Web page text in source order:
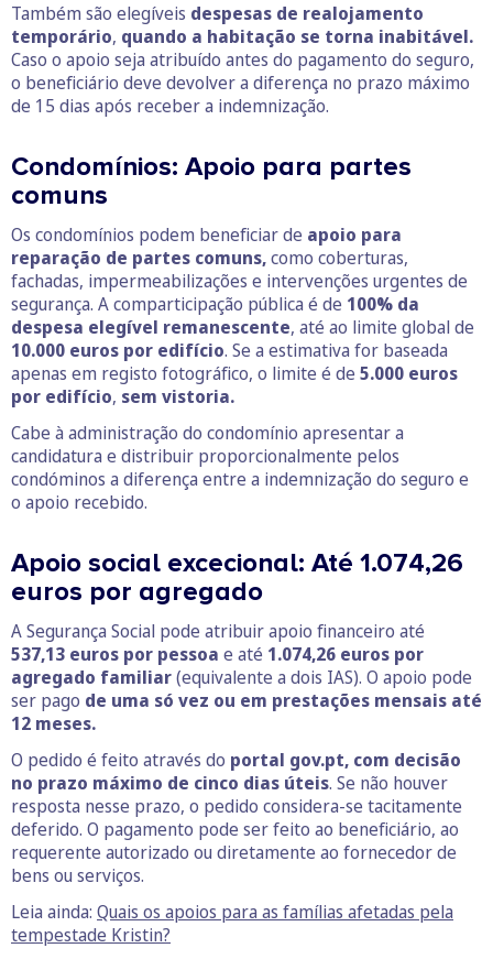
Também são elegíveis despesas de realojamento
temporário, quando a habitação se torna inabitável.
Caso o apoio seja atribuído antes do pagamento do seguro,
o beneficiário deve devolver a diferença no prazo máximo
de 15 dias após receber a indemnização.
Condomínios: Apoio para partes
comuns
Os condomínios podem beneficiar de apoio para
reparação de partes comuns,como coberturas,
fachadas, impermeabilizações e intervenções urgentes de
segurança. A comparticipação pública é de 100% da
despesa elegível remanescente, até ao limite global de
10.000 euros por edifício. Se a estimativa for baseada
apenas em registo fotográfico, o limite é de 5.000 euros
por edifício, sem vistoria.
Cabe à administração do condomínio apresentar a
candidatura e distribuir proporcionalmente pelos
condóminos a diferença entre a indemnização do seguro e
o apoio recebido.
Apoio social excecional: Até 1.074,26
euros por agregado
A Segurança Social pode atribuir apoio financeiro até
537,13 euros por pessoa e até 1.074,26 euros por
agregado familiar(equivalente a dois IAS). O apoio pode
ser pago de uma só vez ou em prestações mensais até
12 meses.
O pedido é feito através do portal gov.pt, com decisão
no prazo máximo de cinco dias úteis. Se não houver
resposta nesse prazo, o pedido considera-se tacitamente
deferido. O pagamento pode ser feito ao beneficiário, ao
requerente autorizado ou diretamente ao fornecedor de
bens ou serviços.
Leia ainda: Quais os apoios para as famílias afetadas pela
tempestade Kristin?